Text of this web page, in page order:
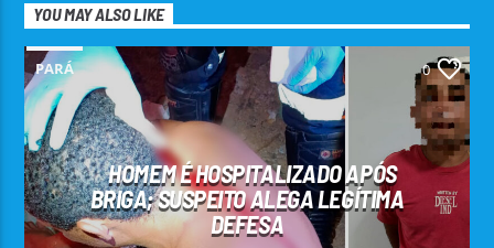
YOU MAY ALSO LIKE
PARÁ 0
HOMEM É HOSPITALIZADO APÓS
BRIGA; SUSPEITO ALEGA LEGÍTIMA
DEFESA